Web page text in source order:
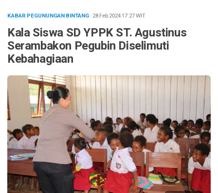
KABAR PEGUNUNGAN BINTANG· 28 Feb 202417:27WIT
Kala Siswa SD YPPK ST. Agustinus
Serambakon Pegubin Diselimuti
Kebahagiaan